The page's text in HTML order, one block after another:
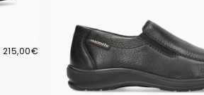
PRIX
215,00€